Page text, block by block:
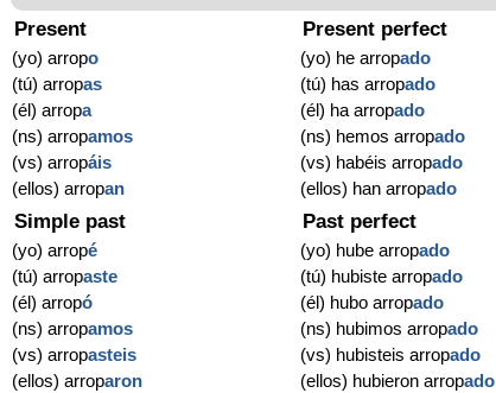
Present
(yo) arropo
(tú) arropas
(él) arropa
(ns) arropamos
(vs) arropáis
(ellos) arropan
Present perfect
(yo) he arropado
(tú) has arropado
(él) ha arropado
(ns) hemos arropado
(vs) habéis arropado
(ellos) han arropado
Simple past
(yo) arropé
(tú) arropaste
(él) arropó
(ns) arropamos
(vs) arropasteis
(ellos) arroparon
Past perfect
(yo) hube arropado
(tú) hubiste arropado
(él) hubo arropado
(ns) hubimos arropado
(vs) hubisteis arropado
(ellos) hubieron arropado